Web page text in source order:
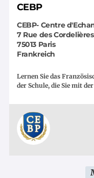
CEBP
CEBP- Centre
7 Rue des Cordelières
75013 Paris
Frankreich
Lernen Sie das
der Schule, die Sie mit